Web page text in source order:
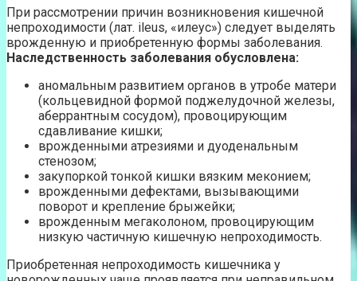
При рассмотрении причин возникновения кишечной
непроходимости (лат. ileus, «илеус») следует выделять
врожденную и приобретенную формы заболевания.
Наследственность заболевания обусловлена:
аномальным развитием органов в утробе матери
(кольцевидной формой поджелудочной железы,
аберрантным сосудом), провоцирующим
сдавливание кишки;
врожденными атрезиями и дуоденальным
стенозом;
закупоркой тонкой кишки вязким меконием;
врожденными дефектами, вызывающими
поворот и крепление брыжейки;
врожденным мегаколоном, провоцирующим
низкую частичную кишечную непроходимость.
Приобретенная непроходимость кишечника у